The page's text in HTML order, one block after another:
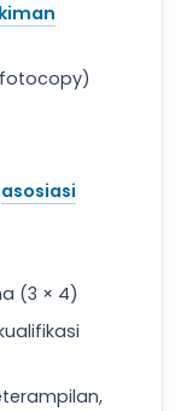
asosiasi
(3 × 4)